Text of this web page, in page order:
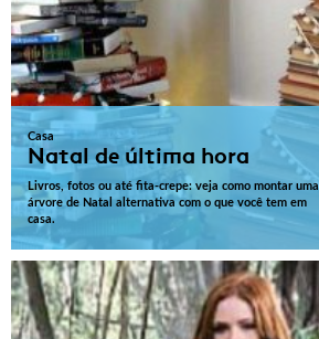
Casa
Natal de última hora
Livros, fotos ou até fita-crepe: veja como montar uma
árvore de Natal alternativa com o que você tem em
casa.